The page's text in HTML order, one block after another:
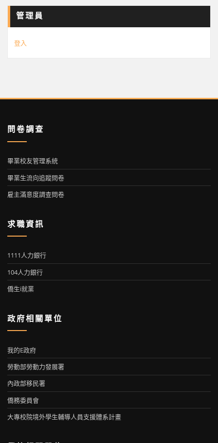
管理員
登入
問卷調查
畢業校友管理系統
畢業生流向追蹤問卷
雇主滿意度調查問卷
求職資訊
1111人力銀行
104人力銀行
僑生i就業
政府相關單位
我的E政府
勞動部勞動力發展署
內政部移民署
僑務委員會
大專校院境外學生輔導人員支援體系計畫